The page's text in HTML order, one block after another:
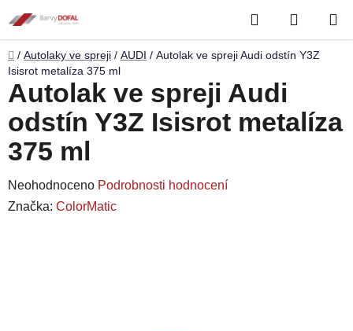
na
obsah
Hledat
KOŠÍK
Domů
/ Autolaky ve spreji / AUDI / Autolak ve spreji Audi odstín Y3Z
Isisrot metalíza 375 ml
Autolak ve spreji Audi
odstín Y3Z Isisrot metalíza
375 ml
Průměrné
hodnocení
Neohodnoceno Podrobnosti hodnocení
Značka: ColorMatic